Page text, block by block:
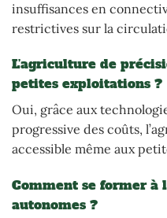
insuffisances en
restrictives sur la
L’agriculture de
petites exploitations ?
Oui, grâce aux
progressive des coûts,
accessible même aux
Comment se former à
autonomes ?